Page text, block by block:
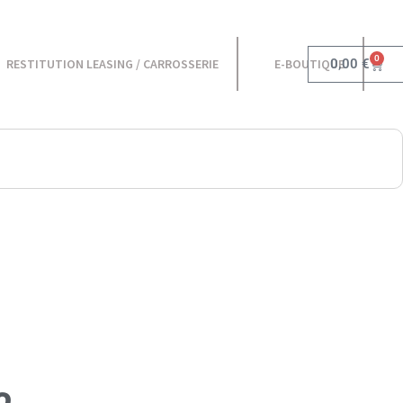
RESTITUTION LEASING / CARROSSERIE E-BOUTIQUE0,00 € 0